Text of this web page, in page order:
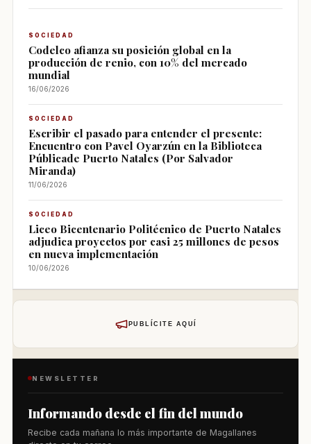
SOCIEDAD
Codelco afianza su posición global en la
producción de renio, con 10% del mercado
mundial
16/06/2026
SOCIEDAD
Escribir el pasado para entender el presente:
Encuentro con Pavel Oyarzún en la Biblioteca
Públicade Puerto Natales (Por Salvador
Miranda)
11/06/2026
SOCIEDAD
Liceo Bicentenario Politécnico de Puerto Natales
adjudica proyectos por casi 25 millones de pesos
en nueva implementación
10/06/2026
PUBLÍCITE AQUÍ
NEWSLETTER
Informando desde el fin del mundo
Recibe cada mañana lo más importante de Magallanes